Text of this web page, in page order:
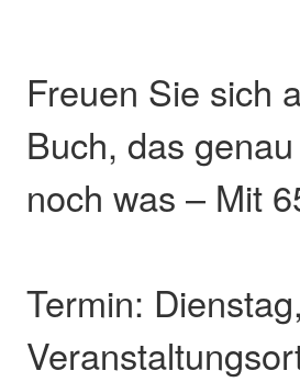
Freuen Sie sich
Buch, das
noch was – Mit
Termin: